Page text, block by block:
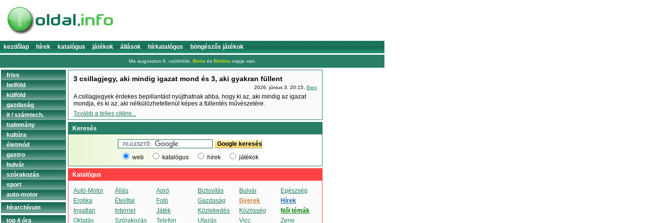
kezdőlap hírek katalógus játékok állások hírkatalógus böngészős játékok
Ma augusztus 6, csütörtök, Berta és Bettina napja van.
3 csillagjegy, aki mindig igazat mond és 3, aki gyakran füllent
2026. június 3. 20:15, Bien
A csillagjegyek érdekes bepillantást nyújthatnak abba, hogy ki az, aki mindig az igazat
mondja, és ki az, aki nélkülözhetetlenül képes a füllentés művészetére.
Tovább a teljes cikkre...
Keresés
web katalógus hírek játékok
Katalógus
Autó-Motor Állás Apró Biztosítás Bulvár
Egészség
Erotika
Étel/Ital Fotó Gazdaság Gyerek
Hírek
Ingatlan
Internet Játék Közlekedés Közösség
Női témák
Oktatás
Szórakozás Telefon Utazás Vicc
Zene
friss
belföld
külföld
gazdaság
it / számtech.
tudomány
kultúra
életmód
gastro
bulvár
szórakozás
sport
auto-motor
hírarchívum
top 4 óra